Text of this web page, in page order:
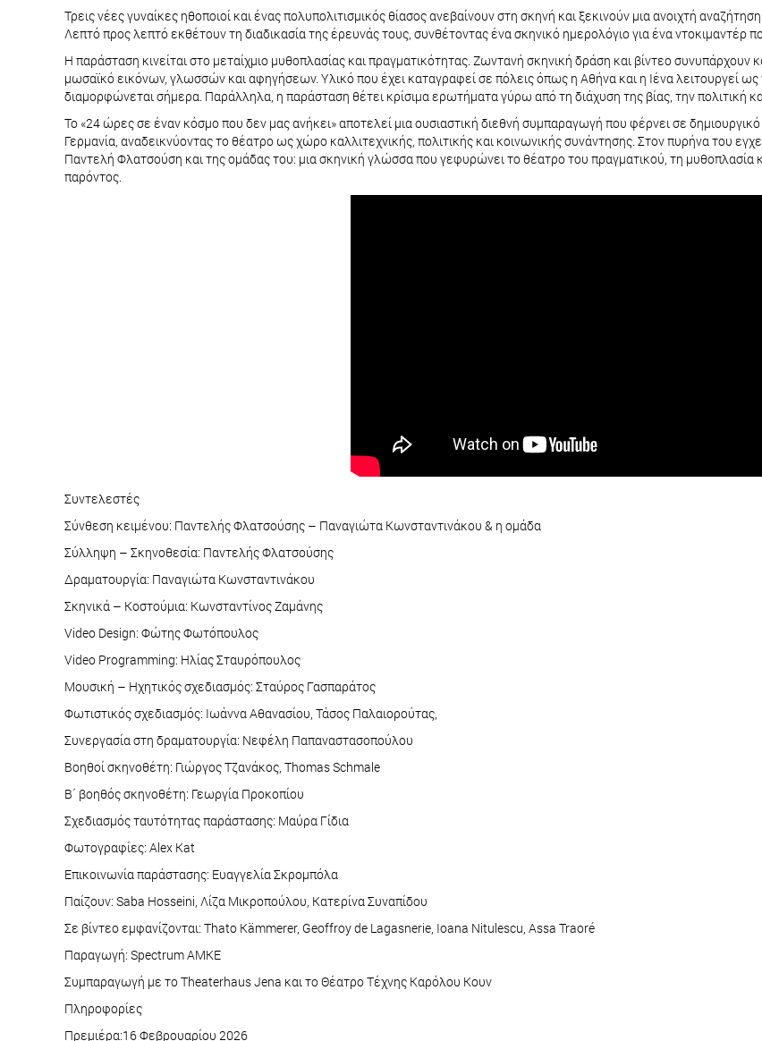
Τρεις νέες γυναίκες ηθοποιοί και ένας πολυπολιτισμικός θίασος ανεβαίνουν στη σκηνή και ξεκινούν μια ανοιχτή
Λεπτό προς λεπτό εκθέτουν τη διαδικασία της έρευνάς τους, συνθέτοντας ένα σκηνικό ημερολόγιο για ένα ντοκιμαντέρ
Η παράσταση κινείται στο μεταίχμιο μυθοπλασίας και πραγματικότητας. Ζωντανή σκηνική δράση και βίντεο
μωσαϊκό εικόνων, γλωσσών και αφηγήσεων. Υλικό που έχει καταγραφεί σε πόλεις όπως η Αθήνα και η Ιένα λειτουργεί
διαμορφώνεται σήμερα. Παράλληλα, η παράσταση θέτει κρίσιμα ερωτήματα γύρω από τη διάχυση της βίας, την
Το «24 ώρες σε έναν κόσμο που δεν μας ανήκει» αποτελεί μια ουσιαστική διεθνή συμπαραγωγή που φέρνει σε
Γερμανία, αναδεικνύοντας το θέατρο ως χώρο καλλιτεχνικής, πολιτικής και κοινωνικής συνάντησης. Στον πυρήνα του
Παντελή Φλατσούση και της ομάδας του: μια σκηνική γλώσσα που γεφυρώνει το θέατρο του πραγματικού, τη μυθοπλασία
παρόντος.
Συντελεστές
Σύνθεση κειμένου: Παντελής Φλατσούσης – Παναγιώτα Κωνσταντινάκου & η ομάδα
Σύλληψη – Σκηνοθεσία: Παντελής Φλατσούσης
Δραματουργία: Παναγιώτα Κωνσταντινάκου
Σκηνικά – Κοστούμια: Κωνσταντίνος Ζαμάνης
Video Design: Φώτης Φωτόπουλος
Video Programming: Ηλίας Σταυρόπουλος
Μουσική – Ηχητικός σχεδιασμός: Σταύρος Γασπαράτος
Φωτιστικός σχεδιασμός: Ιωάννα Αθανασίου, Τάσος Παλαιορούτας,
Συνεργασία στη δραματουργία: Νεφέλη Παπαναστασοπούλου
Βοηθοί σκηνοθέτη: Γιώργος Τζανάκος, Thomas Schmale
Β΄ βοηθός σκηνοθέτη: Γεωργία Προκοπίου
Σχεδιασμός ταυτότητας παράστασης: Μαύρα Γίδια
Φωτογραφίες: Alex Kat
Επικοινωνία παράστασης: Ευαγγελία Σκρομπόλα
Παίζουν: Saba Hosseini, Λίζα Μικροπούλου, Κατερίνα Συναπίδου
Σε βίντεο εμφανίζονται: Thato Kämmerer, Geoffroy de Lagasnerie, Ioana Nitulescu, Assa Traoré
Παραγωγή: Spectrum AMKE
Συμπαραγωγή με το Theaterhaus Jena και το Θέατρο Τέχνης Καρόλου Κουν
Πληροφορίες
Πρεμιέρα:16 Φεβρουαρίου 2026